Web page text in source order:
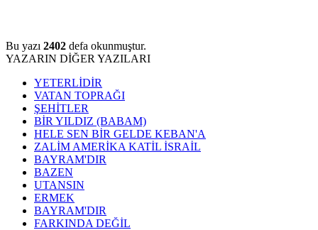
Bu yazı 2402 defa okunmuştur.
YAZARIN DİĞER YAZILARI
YETERLİDİR
VATAN TOPRAĞI
ŞEHİTLER
BİR YILDIZ (BABAM)
HELE SEN BİR GELDE KEBAN'A
ZALİM AMERİKA KATİL İSRAİL
BAYRAM'DIR
BAZEN
UTANSIN
ERMEK
BAYRAM'DIR
FARKINDA DEĞİL